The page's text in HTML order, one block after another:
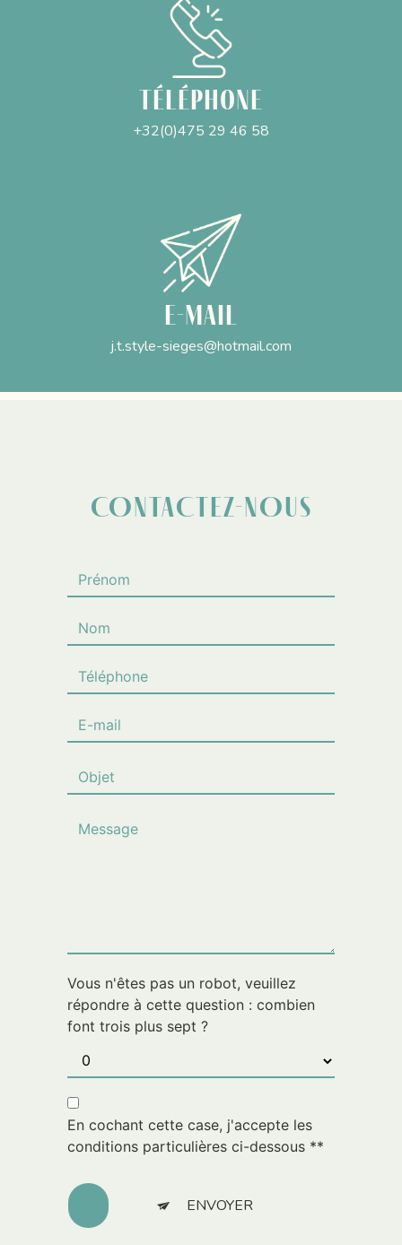
Téléphone
+32(0)475 29 46 58
E-mail
j.t.style-sieges@hotmail.com
CONTACTEZ-NOUS
Vous n'êtes pas un robot, veuillez
répondre à cette question : combien
font trois plus sept ?
En cochant cette case, j'accepte les
conditions particulières ci-dessous **
ENVOYER